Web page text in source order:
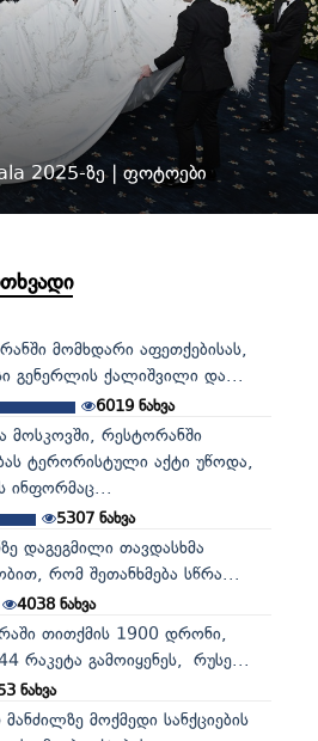
2025-ზე | ფოტოები
მომხდარი აფეთქებისას,
გენერლის ქალიშვილი და...
6019 ნახვა
მოსკოვში, რესტორანში
ტერორისტული აქტი უწოდა,
ინფორმაც...
5307ნახვა
დაგეგმილი თავდასხმა
რომ შეთანხმება სწრა...
4038ნახვა
თითქმის 1900 დრონი,
რაკეტა გამოიყენეს, რუსე...
ნახვა
მოქმედი სანქციების